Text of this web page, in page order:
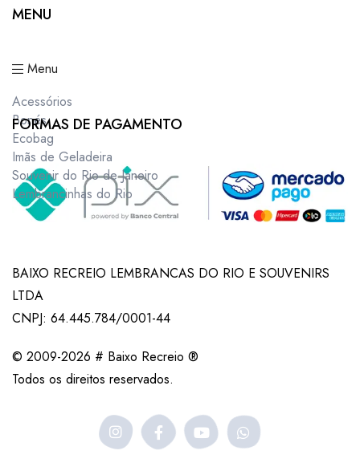
MENU
Menu
Acessórios
Bonés
Ecobag
Imãs de Geladeira
Souvenir do Rio de Janeiro
Lembrancinhas do Rio
FORMAS DE PAGAMENTO
BAIXO RECREIO LEMBRANCAS DO RIO E SOUVENIRS
LTDA
CNPJ: 64.445.784/0001-44
© 2009-2026 # Baixo Recreio ®
Todos os direitos reservados.